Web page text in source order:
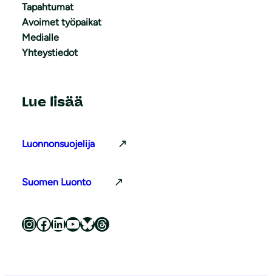
Tapahtumat
Avoimet työpaikat
Medialle
Yhteystiedot
Lue lisää
Luonnonsuojelija
Suomen Luonto
Luonnonsuojeluliitto Instagramissa Luonnonsuojeluliitto Facebookissa Luonnonsuojeluliitto LinkedInissä Luonnonsuojeluliiton YouTube-kanava Luonnonsuojeluliitto Blueskyssa Luonnonsuojeluliitto Threadsissa